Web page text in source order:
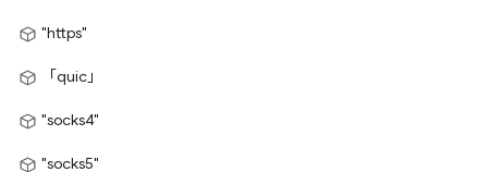
"https"
「quic」
"socks4"
"socks5"